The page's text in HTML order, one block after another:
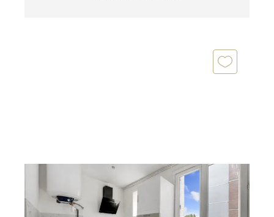
48,15 m
, 3 pièces
Ref : 11146